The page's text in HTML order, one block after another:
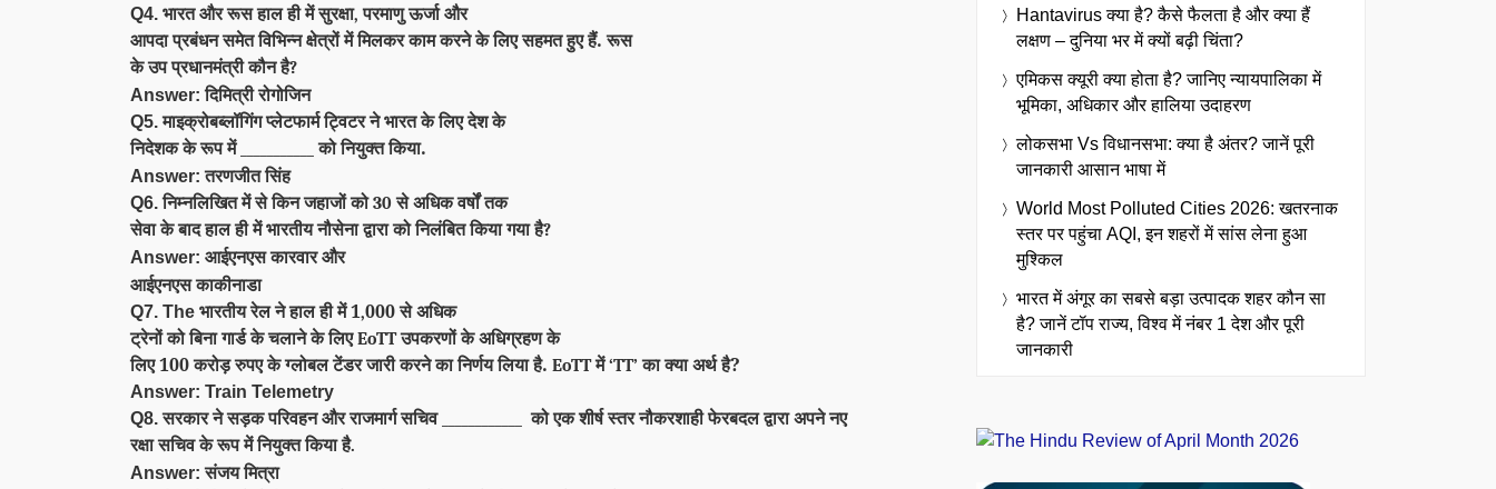
Q4. भारत और रूस हाल ही में सुरक्षा,परमाणु ऊर्जा और
आपदा प्रबंधन समेत विभिन्न क्षेत्रों में मिलकर काम करने के लिए सहमत हुए हैं. रूस
के उप प्रधानमंत्री कौन है?
Answer:दिमित्री रोगोजिन
Q5.माइक्रोबब्लॉगिंग प्लेटफार्म ट्विटर ने भारत के लिए देश के
निदेशक के रूप में
___________को नियुक्त किया.
Answer:तरणजीत सिंह
Q6.निम्नलिखित में सेकिनजहाजोंको 30से अधिक वर्षों तक
सेवा के बाद हाल ही में भारतीय नौसेना द्वारा को निलंबित किया गया है?
Answer: आईएनएस कारवार और
आईएनएस काकीनाडा
Q7. The भारतीय रेल ने हाल ही में 1,000 से अधिक
ट्रेनों को बिना गार्ड के चलाने के लिएEoTTउपकरणों के अधिग्रहण के
लिए 100 करोड़ रुपए के ग्लोबल टेंडर जारी करने का निर्णय लिया है. EoTTमें‘TT’ का क्या अर्थ है?
Answer: Train Telemetry
Q8.सरकार ने सड़क परिवहन और राजमार्ग सचिव कोएक शीर्ष स्तर नौकरशाही फेरबदल द्वारा अपने नए
रक्षा सचिव के रूप में नियुक्त किया है.
Answer:संजय मित्रा
Hantavirus क्या है? कैसे फैलता है और क्या हैं
लक्षण – दुनिया भर में क्यों बढ़ी चिंता?
एमिकस क्यूरी क्या होता है? जानिए न्यायपालिका में
भूमिका, अधिकार और हालिया उदाहरण
लोकसभा Vs विधानसभा: क्या है अंतर? जानें पूरी
जानकारी आसान भाषा में
World Most Polluted Cities 2026: खतरनाक
स्तर पर पहुंचा AQI, इन शहरों में सांस लेना हुआ
मुश्किल
भारत में अंगूर का सबसे बड़ा उत्पादक शहर कौन सा
है? जानें टॉप राज्य, विश्व में नंबर 1 देश और पूरी
जानकारी